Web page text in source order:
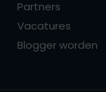
Partners
Vacatures
Blogger worden